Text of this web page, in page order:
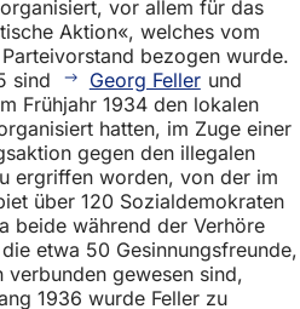
vor allem für das
Aktion«, welches vom
bezogen wurde.
sind
Georg Feller und
Frühjahr 1934 den lokalen
hatten, im Zuge einer
gegen den illegalen
ergriffen worden, von der im
über 120 Sozialdemokraten
beide während der Verhöre
etwa 50 Gesinnungsfreunde,
gewesen sind,
1936 wurde Feller zu